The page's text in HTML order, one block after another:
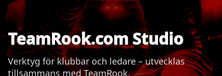
TeamRook.com Studio
Verktyg för klubbar och ledare – utvecklas
tillsammans med TeamRook.